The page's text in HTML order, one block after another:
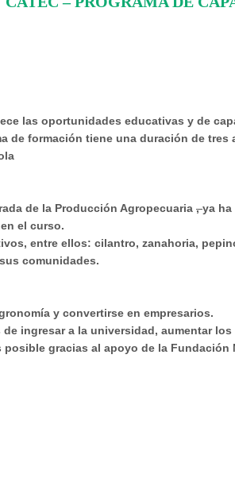
las oportunidades educativas y de
de formación tiene una duración de
de la Producción Agropecuaria ,ya
el curso.
entre ellos: cilantro, zanahoria,
comunidades.
y convertirse en empresarios.
ingresar a la universidad, aumentar
gracias al apoyo de la Fundación